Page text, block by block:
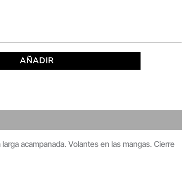
AÑADIR
acampanada. Volantes en las mangas. Cierre